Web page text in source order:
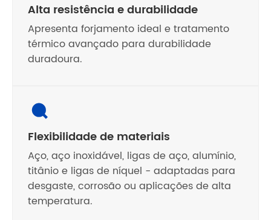
Alta resistência e durabilidade
Apresenta forjamento ideal e tratamento
térmico avançado para durabilidade
duradoura.
Flexibilidade de materiais
Aço, aço inoxidável, ligas de aço, alumínio,
titânio e ligas de níquel - adaptadas para
desgaste, corrosão ou aplicações de alta
temperatura.